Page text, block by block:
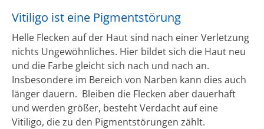
Vitiligo ist eine Pigmentstörung
Helle Flecken auf der Haut sind nach einer Verletzung
nichts Ungewöhnliches. Hier bildet sich die Haut neu
und die Farbe gleicht sich nach und nach an.
Insbesondere im Bereich von Narben kann dies auch
länger dauern. Bleiben die Flecken aber dauerhaft
und werden größer, besteht Verdacht auf eine
Vitiligo, die zu den Pigmentstörungen zählt.